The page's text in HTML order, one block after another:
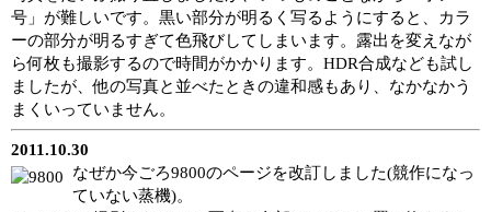
号」が難しいです。黒い部分が明るく写るようにすると、カラ
ーの部分が明るすぎて色飛びしてしまいます。露出を変えなが
ら何枚も撮影するので時間がかかります。HDR合成なども試し
ましたが、他の写真と並べたときの違和感もあり、なかなかう
まくいっていません。
2011.10.30
なぜか今ごろ9800のページを改訂しました(競作になっ
ていない蒸機)。